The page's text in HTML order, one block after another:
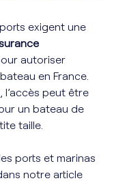
exigent une
autoriser
en France.
l’accès peut être
un bateau de
taille.
ports et marinas
notre article